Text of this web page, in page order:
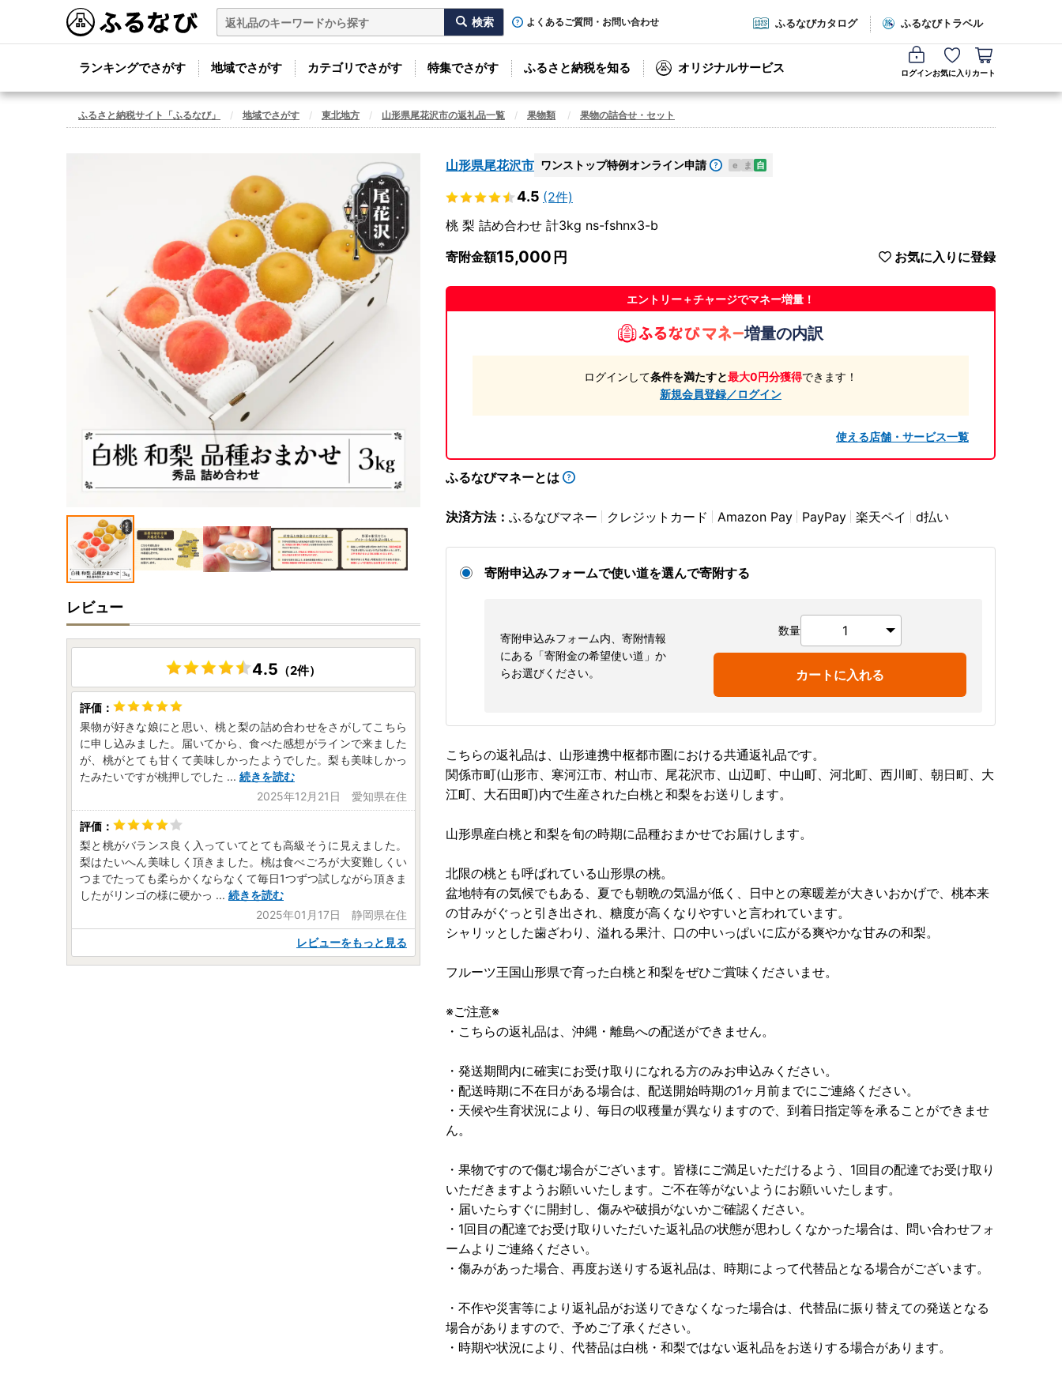
よくあるご質問・お問い合わせ ふるなびカタログ ふるなびトラベル
ランキングでさがす 地域でさがす カテゴリでさがす 特集でさがす ふるさと納税を知る オリジナルサービス ログインお気に入り カート
ふるさと納税サイト「ふるなび」 地域でさがす 東北地方 山形県尾花沢市の返礼品一覧 果物類 果物の詰合せ・セット
山形県尾花沢市 ワンストップ特例オンライン申請 e ま 自
4.5 (2件)
桃 梨 詰め合わせ 計3kg ns-fshnx3-b
寄附金額15,000 お気に入りに登録
エントリー＋チャージでマネー増量！
増量の内訳
ログインして条件を満たすと最大0円分獲得できます！
新規会員登録／ログイン
使える店舗・サービス一覧
ふるなびマネーとは
決済方法： ふるなびマネー クレジットカード Amazon Pay PayPay 楽天ペイ d払い
寄附申込みフォームで使い道を選んで寄附する
寄附申込みフォーム内、寄附情報
にある「寄附金の希望使い道」か
らお選びください。
数量
カートに入れる
こちらの返礼品は、山形連携中枢都市圏における共通返礼品です。
関係市町(山形市、寒河江市、村山市、尾花沢市、山辺町、中山町、河北町、西川町、朝日町、大
江町、大石田町)内で生産された白桃と和梨をお送りします。
山形県産白桃と和梨を旬の時期に品種おまかせでお届けします。
北限の桃とも呼ばれている山形県の桃。
盆地特有の気候でもある、夏でも朝晩の気温が低く、日中との寒暖差が大きいおかげで、桃本来
の甘みがぐっと引き出され、糖度が高くなりやすいと言われています。
シャリッとした歯ざわり、溢れる果汁、口の中いっぱいに広がる爽やかな甘みの和梨。
フルーツ王国山形県で育った白桃と和梨をぜひご賞味くださいませ。
※ご注意※
・こちらの返礼品は、沖縄・離島への配送ができません。
・発送期間内に確実にお受け取りになれる方のみお申込みください。
・配送時期に不在日がある場合は、配送開始時期の1ヶ月前までにご連絡ください。
・天候や生育状況により、毎日の収穫量が異なりますので、到着日指定等を承ることができませ
ん。
・果物ですので傷む場合がございます。皆様にご満足いただけるよう、1回目の配達でお受け取り
いただきますようお願いいたします。ご不在等がないようにお願いいたします。
・届いたらすぐに開封し、傷みや破損がないかご確認ください。
・1回目の配達でお受け取りいただいた返礼品の状態が思わしくなかった場合は、問い合わせフォ
ームよりご連絡ください。
・傷みがあった場合、再度お送りする返礼品は、時期によって代替品となる場合がございます。
・不作や災害等により返礼品がお送りできなくなった場合は、代替品に振り替えての発送となる
場合がありますので、予めご了承ください。
・時期や状況により、代替品は白桃・和梨ではない返礼品をお送りする場合があります。
レビュー
4.5 （2件）
果物が好きな娘にと思い、桃と梨の詰め合わせをさがしてこちら
に申し込みました。届いてから、食べた感想がラインで来ました
が、桃がとても甘くて美味しかったようでした。梨も美味しかっ
たみたいですが桃押しでした ... 続きを読む
2025年12月21日 愛知県在住
梨と桃がバランス良く入っていてとても高級そうに見えました。
梨はたいへん美味しく頂きました。桃は食べごろが大変難しくい
つまでたっても柔らかくならなくて毎日1つずつ試しながら頂きま
したがリンゴの様に硬かっ ... 続きを読む
2025年01月17日 静岡県在住
レビューをもっと見る